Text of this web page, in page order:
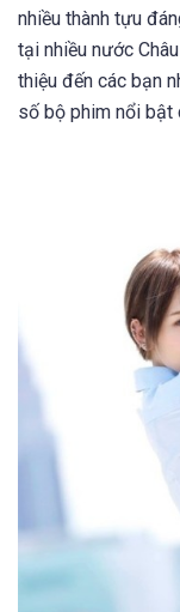
nhiều thành tựu
tại nhiều nước
thiệu đến các bạn
số bộ phim nổi bật